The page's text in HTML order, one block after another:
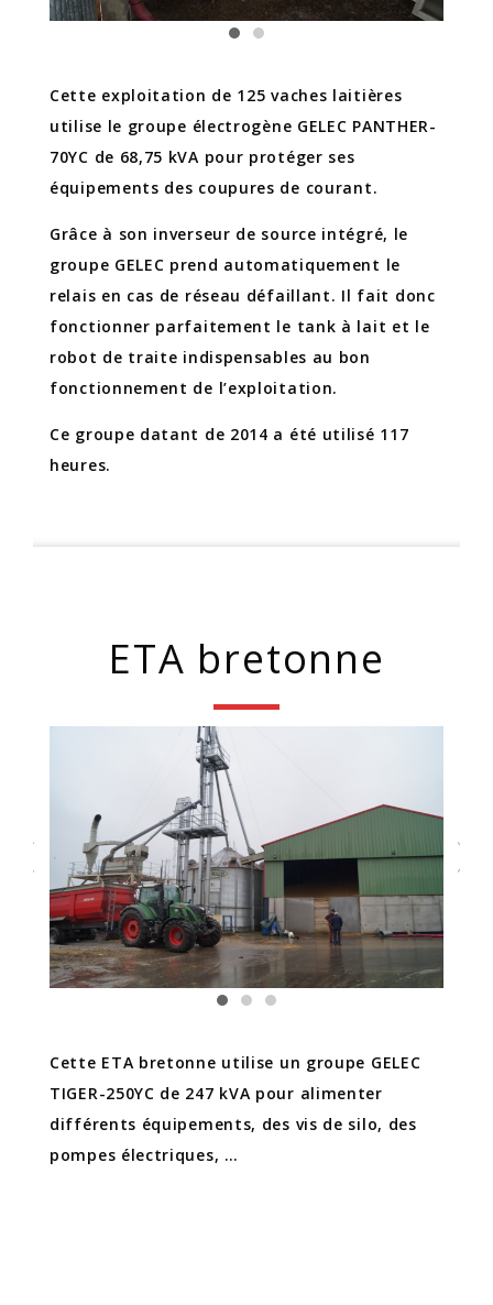
Cette exploitation de 125 vaches laitières
utilise le groupe électrogène GELEC PANTHER-
70YC de 68,75 kVA pour protéger ses
équipements des coupures de courant.
Grâce à son inverseur de source intégré, le
groupe GELEC prend automatiquement le
relais en cas de réseau défaillant. Il fait donc
fonctionner parfaitement le tank à lait et le
robot de traite indispensables au bon
fonctionnement de l’exploitation.
Ce groupe datant de 2014 a été utilisé 117
heures.
ETA bretonne
Cette ETA bretonne utilise un groupe GELEC
TIGER-250YC de 247 kVA pour alimenter
différents équipements, des vis de silo, des
pompes électriques, …